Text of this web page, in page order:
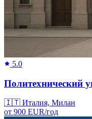
5.0
Политехнический
🇮🇹 Италия, Милан
от 900 EUR/год